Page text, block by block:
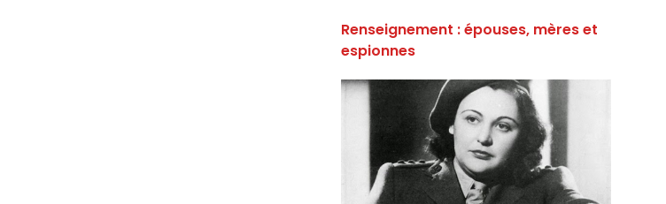
Renseignement : épouses, mères et
espionnes